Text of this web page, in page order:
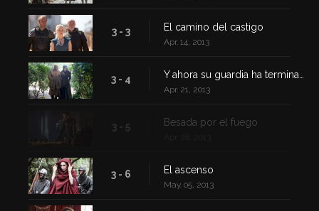
3 - 3 El camino del castigo
Apr. 14, 2013
3 - 4
Apr. 21, 2013
3 - 5 Besada por el fuego
3 - 6 El ascenso
May. 05, 2013